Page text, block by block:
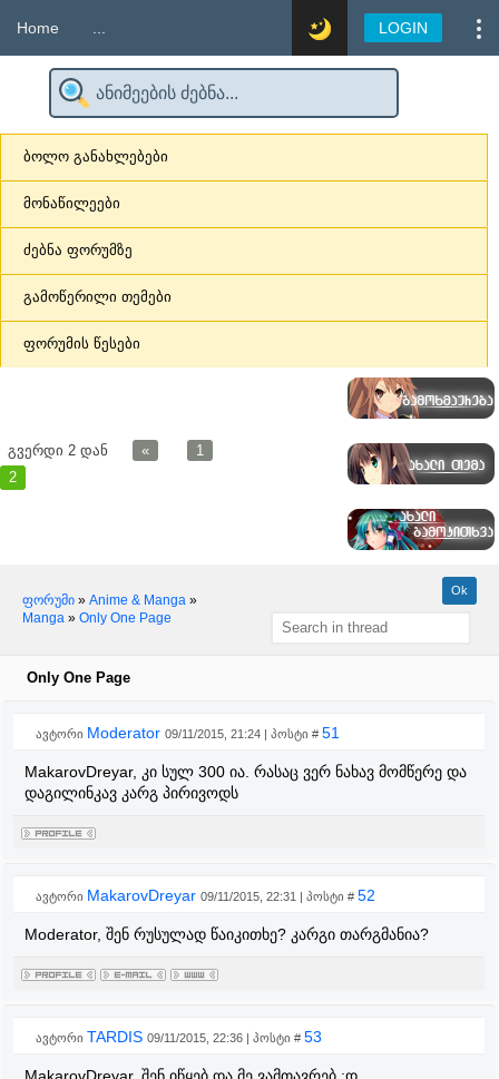
Home LOGIN
ბოლო განახლებები
მონაწილეები
ძებნა ფორუმზე
გამოწერილი თემები
ფორუმის წესები
გვერდი 2 დან «
1
2
ფორუმი » Anime & Manga »
Manga » Only One Page
Only One Page
ავტორი Moderator 09/11/2015, 21:24 | პოსტი # 51
MakarovDreyar, კი სულ 300 ია. რასაც ვერ ნახავ მომწერე და
დაგილინკავ კარგ პირივოდს
ავტორი MakarovDreyar 09/11/2015, 22:31 | პოსტი # 52
Moderator, შენ რუსულად წაიკითხე? კარგი თარგმანია?
ავტორი TARDIS 09/11/2015, 22:36 | პოსტი # 53